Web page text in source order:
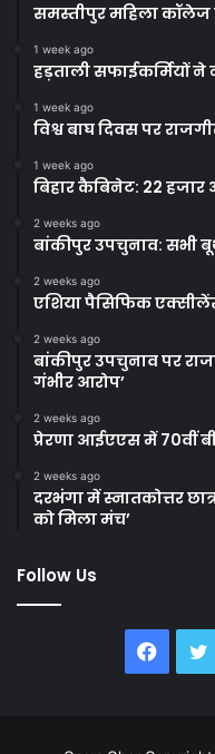
समस्तीपुर महिला कॉलेज
1 week ago
हड़ताली सफाईकर्मियों
1 week ago
विश्व बाघ दिवस पर
1 week ago
बिहार कैबिनेट: 22 हजार
2 weeks ago
बांकीपुर उपचुनाव: सभी
2 weeks ago
एशिया पैसिफिक
2 weeks ago
बांकीपुर उपचुनाव पर
गंभीर आरोप’
2 weeks ago
प्रेरणा आईएएस में 70वीं
2 weeks ago
दरभंगा में स्नातकोत्तर
को मिला मंच’
Follow Us